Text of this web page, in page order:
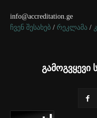
info@accreditation.ge
ჩვენ შესახებ / რეკლამა /